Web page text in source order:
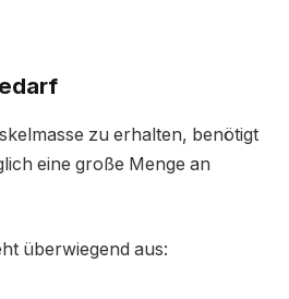
zu erhalten, benötigt
eine große Menge an
überwiegend aus: